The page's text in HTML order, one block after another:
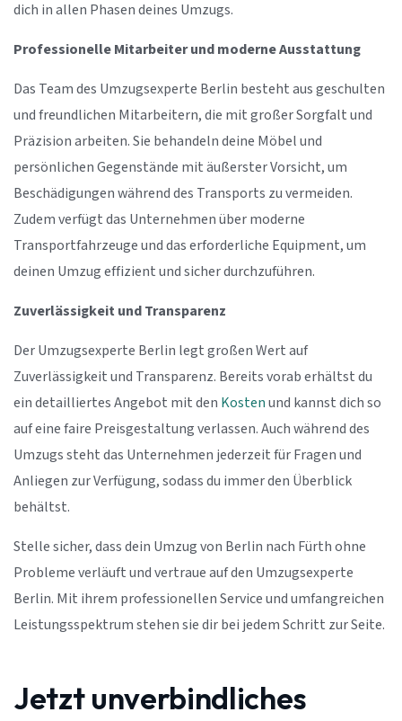
dich in allen Phasen deines Umzugs.
Professionelle Mitarbeiter und moderne Ausstattung
Das Team des Umzugsexperte Berlin besteht aus geschulten
und freundlichen Mitarbeitern, die mit großer Sorgfalt und
Präzision arbeiten. Sie behandeln deine Möbel und
persönlichen Gegenstände mit äußerster Vorsicht, um
Beschädigungen während des Transports zu vermeiden.
Zudem verfügt das Unternehmen über moderne
Transportfahrzeuge und das erforderliche Equipment, um
deinen Umzug effizient und sicher durchzuführen.
Zuverlässigkeit und Transparenz
Der Umzugsexperte Berlin legt großen Wert auf
Zuverlässigkeit und Transparenz. Bereits vorab erhältst du
ein detailliertes Angebot mit den Kostenund kannst dich so
auf eine faire Preisgestaltung verlassen. Auch während des
Umzugs steht das Unternehmen jederzeit für Fragen und
Anliegen zur Verfügung, sodass du immer den Überblick
behältst.
Stelle sicher, dass dein Umzug von Berlin nach Fürth ohne
Probleme verläuft und vertraue auf den Umzugsexperte
Berlin. Mit ihrem professionellen Service und umfangreichen
Leistungsspektrum stehen sie dir bei jedem Schritt zur Seite.
Jetzt unverbindliches